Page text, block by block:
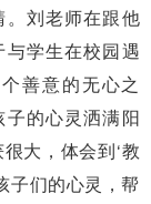
刘老师在跟他
学生在校园遇
善意的无心之
的心灵洒满阳
大，体会到‘教
子们的心灵，帮